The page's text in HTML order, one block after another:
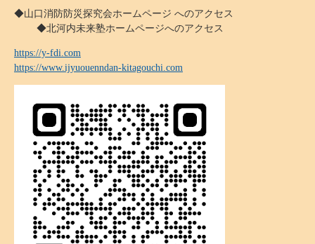
◆山口消防防災探究会ホームページ へのアクセス
◆北河内未来塾ホームページへのアクセス
https://y-fdi.com
https://www.ijyuouenndan-kitagouchi.com